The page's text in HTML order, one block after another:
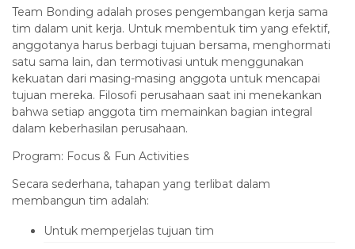
Team Bonding adalah proses pengembangan kerja sama
tim dalam unit kerja. Untuk membentuk tim yang efektif,
anggotanya harus berbagi tujuan bersama, menghormati
satu sama lain, dan termotivasi untuk menggunakan
kekuatan dari masing-masing anggota untuk mencapai
tujuan mereka. Filosofi perusahaan saat ini menekankan
bahwa setiap anggota tim memainkan bagian integral
dalam keberhasilan perusahaan.
Program: Focus & Fun Activities
Secara sederhana, tahapan yang terlibat dalam
membangun tim adalah:
Untuk memperjelas tujuan tim